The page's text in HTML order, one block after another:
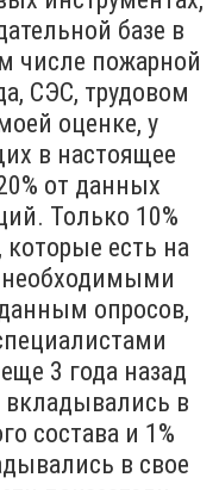
базе в
числе пожарной
СЭС, трудовом
оценке, у
в настоящее
от данных
Только 10%
есть на
опросов,
3 года назад
вкладывались в
состава и 1%
в свое